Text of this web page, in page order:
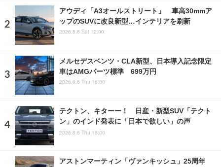
アウディ「A3オールストリート」 車高30mmア
ップのSUVに改良新型…インテリアを刷新
2026.8.8 Sat 12:00
メルセデスベンツ・CLA新型、日本導入記念限定
車はAMGパーツ標準 699万円
2026.8.6 Thu 16:00
テクトン、キターー！ 日産・新型SUV「テクト
ン」のインド発表に「日本で欲しい」の声
2026.8.6 Thu 18:00
アストンマーティン「ヴァンキッシュ」25周年